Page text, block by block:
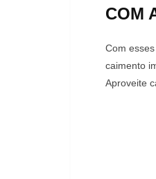
COM
Com
caimento
Aproveite